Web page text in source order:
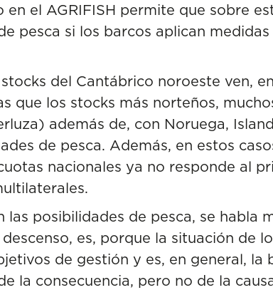
el AGRIFISH permite que sobre
pesca si los barcos aplican
del Cantábrico noroeste ven,
que los stocks más norteños,
además de, con Noruega,
de pesca. Además, en estos
nacionales ya no responde al
las posibilidades de pesca, se habla
es, porque la situación de
de gestión y es, en general, la
la consecuencia, pero no de la